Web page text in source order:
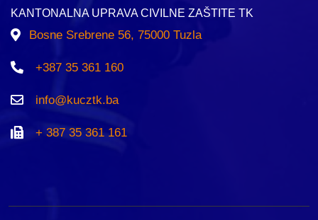
KANTONALNA UPRAVA CIVILNE ZAŠTITE TK
Bosne Srebrene 56, 75000 Tuzla
+387 35 361 160
info@kucztk.ba
+ 387 35 361 161